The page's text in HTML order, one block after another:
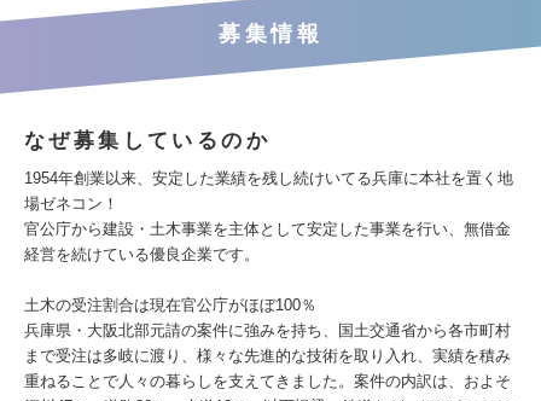
募集情報
なぜ募集しているのか
1954年創業以来、安定した業績を残し続けいてる兵庫に本社を置く地
場ゼネコン！
官公庁から建設・土木事業を主体として安定した事業を行い、無借金
経営を続けている優良企業です。
土木の受注割合は現在官公庁がほぼ100％
兵庫県・大阪北部元請の案件に強みを持ち、国土交通省から各市町村
まで受注は多岐に渡り、様々な先進的な技術を取り入れ、実績を積み
重ねることで人々の暮らしを支えてきました。案件の内訳は、およそ